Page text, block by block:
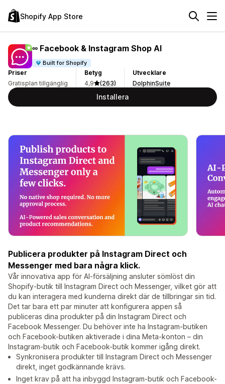
Shopify App Store
∞ Facebook & Instagram Shop AI
Built for Shopify
Priser
Gratisplan tillgänglig
Betyg
4,9
(263)
Utvecklare
DolphinSuite
Installera
Publicera produkter på Instagram Direct och
Messenger med bara några klick.
Vår innovativa app för AI-försäljning ansluter sömlöst din
Shopify-butik till Instagram Direct och Messenger, vilket gör att
du kan interagera med kunderna direkt där de tillbringar sin tid.
Det tar bara ett par minuter att konfigurera appen så
publiceras dina produkter på din Instagram Direct och
Facebook Messenger. Du behöver inte ha Instagram-butiken
och Facebook-butiken aktiverade i dina Meta-konton – din
Instagram-butik och Facebook-butik kommer igång direkt.
Synkronisera produkter till Instagram Direct och Messenger
direkt, inget godkännande krävs.
Inget krav på att ha inbyggd Instagram-butik och Facebook-